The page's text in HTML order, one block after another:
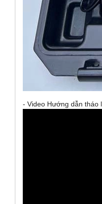
- Video Hướng dẫn tháo